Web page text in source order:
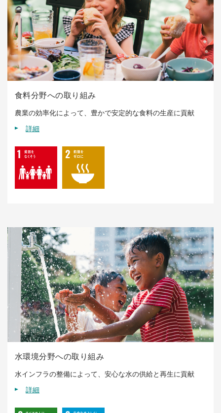
食料分野への取り組み
農業の効率化によって、豊かで安定的な食料の生産に貢献
詳細
水環境分野への取り組み
水インフラの整備によって、安心な水の供給と再生に貢献
詳細